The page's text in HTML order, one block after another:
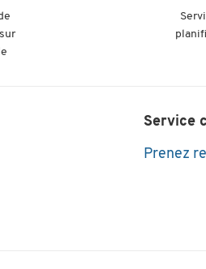
Service
Prenez